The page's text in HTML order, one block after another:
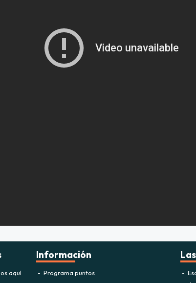
aquí
Información
Programa puntos